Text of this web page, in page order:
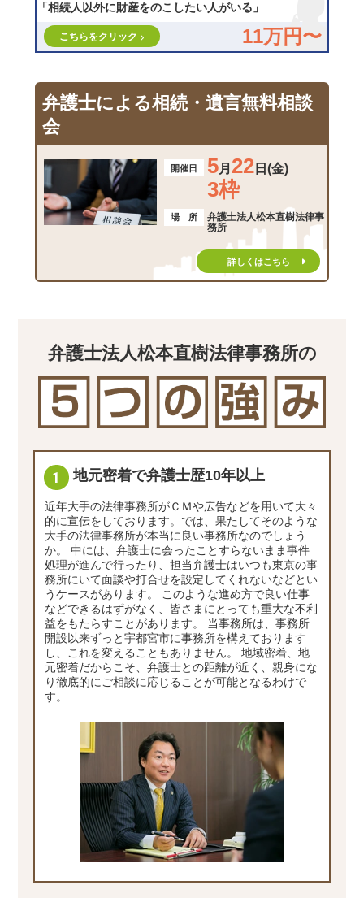
「相続人以外に財産をのこしたい人がいる」
11万円〜
こちらをクリック
弁護士による相続・遺言無料相談
会
開催日 5月 22 日(金)
3枠
場 所
弁護士法人松本直樹法律事
務所
詳しくはこちら
弁護士法人松本直樹法律事務所の
地元密着で弁護士歴10年以上
近年大手の法律事務所がＣＭや広告などを用いて大々
的に宣伝をしております。では、果たしてそのような
大手の法律事務所が本当に良い事務所なのでしょう
か。 中には、弁護士に会ったことすらないまま事件
処理が進んで行ったり、担当弁護士はいつも東京の事
務所にいて面談や打合せを設定してくれないなどとい
うケースがあります。 このような進め方で良い仕事
などできるはずがなく、皆さまにとっても重大な不利
益をもたらすことがあります。 当事務所は、事務所
開設以来ずっと宇都宮市に事務所を構えております
し、これを変えることもありません。 地域密着、地
元密着だからこそ、弁護士との距離が近く、親身にな
り徹底的にご相談に応じることが可能となるわけで
す。